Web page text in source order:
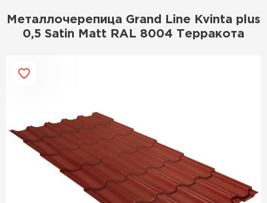
Металлочерепица Grand Line Kvinta plus
0,5 Satin Мatt RAL 8004 Терракота
Перейти в каталог